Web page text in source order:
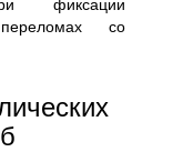
фиксации
со